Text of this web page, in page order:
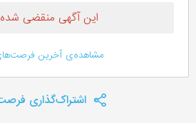
این آگهی منقضی
مشاهده‌ی آخرین
اشتراک‌گذاری